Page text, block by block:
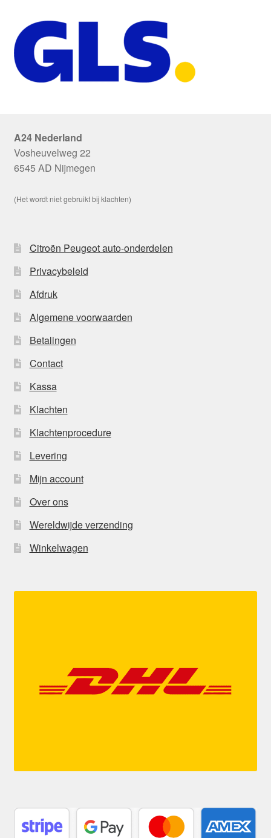
A24 Nederland
Vosheuvelweg 22
6545 AD Nijmegen
(Het wordt niet gebruikt bij klachten)
Citroën Peugeot auto-onderdelen
Privacybeleid
Afdruk
Algemene voorwaarden
Betalingen
Contact
Kassa
Klachten
Klachtenprocedure
Levering
Mijn account
Over ons
Wereldwijde verzending
Winkelwagen